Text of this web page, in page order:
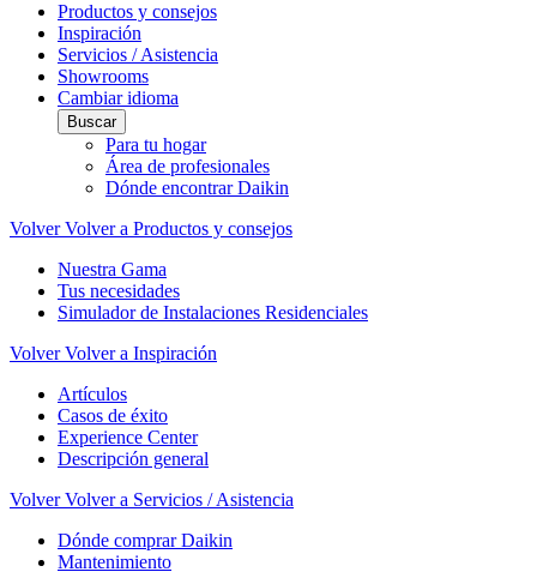
Productos y consejos
Inspiración
Servicios / Asistencia
Showrooms
Cambiar idioma
Buscar
Para tu hogar
Área de profesionales
Dónde encontrar Daikin
Volver Volver a Productos y consejos
Nuestra Gama
Tus necesidades
Simulador de Instalaciones Residenciales
Volver Volver a Inspiración
Artículos
Casos de éxito
Experience Center
Descripción general
Volver Volver a Servicios / Asistencia
Dónde comprar Daikin
Mantenimiento